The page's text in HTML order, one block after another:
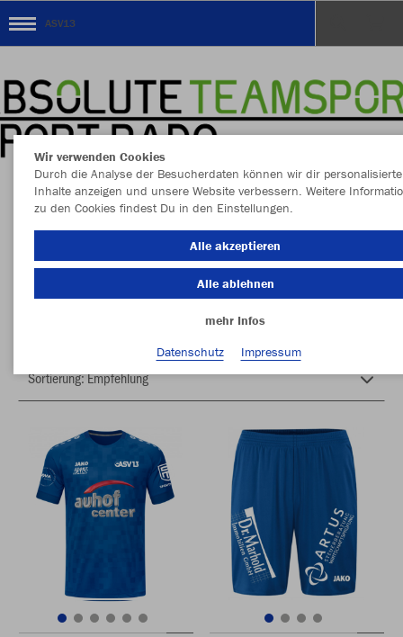
ASV13
Herzlich Willkommen im Teamshop ASV13
Farbe
Wir verwenden Cookies
Durch die Analyse der Besucherdaten können wir dir personalisierte
Inhalte anzeigen und unsere Website verbessern. Weitere
zu den Cookies findest Du in den Einstellungen.
Alle akzeptieren
Alle ablehnen
mehr Infos
Datenschutz
Impressum